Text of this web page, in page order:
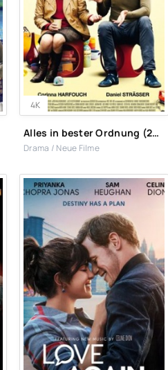
4K
Alles in bester Ordnung (2022)
Drama / Neue Filme